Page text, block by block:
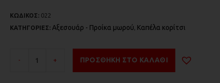
ΚΩΔΙΚΟΣ: 022
ΚΑΤΗΓΟΡΙΕΣ: Αξεσουάρ - Προίκα μωρού, Καπέλα κορίτσι
- + ΠΡΟΣΘΉΚΗ ΣΤΟ ΚΑΛΆΘΙ